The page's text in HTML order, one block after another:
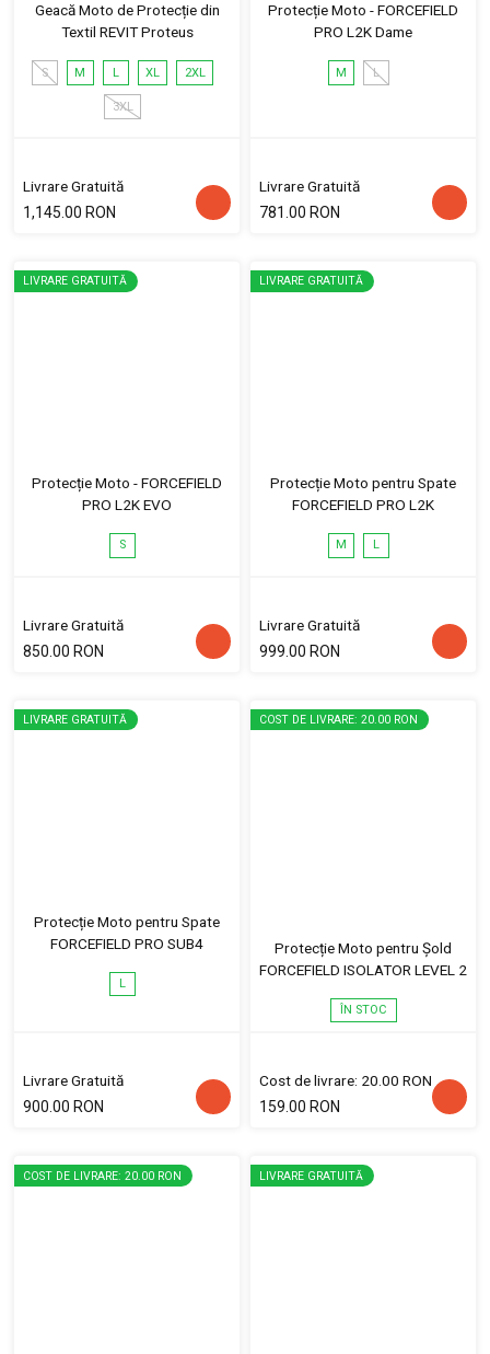
Geacă Moto de Protecție din
Textil REVIT Proteus
S M L XL 2XL
3XL
Livrare Gratuită
1,145.00 RON
Protecție Moto - FORCEFIELD
PRO L2K Dame
M L
Livrare Gratuită
781.00 RON
LIVRARE GRATUITĂ
Protecție Moto - FORCEFIELD
PRO L2K EVO
S
Livrare Gratuită
850.00 RON
LIVRARE GRATUITĂ
Protecție Moto pentru Spate
FORCEFIELD PRO L2K
M L
Livrare Gratuită
999.00 RON
LIVRARE GRATUITĂ
Protecție Moto pentru Spate
FORCEFIELD PRO SUB4
L
Livrare Gratuită
900.00 RON
COST DE LIVRARE: 20.00 RON
Protecție Moto pentru Șold
FORCEFIELD ISOLATOR LEVEL 2
ÎN STOC
Cost de livrare: 20.00 RON
159.00 RON
COST DE LIVRARE: 20.00 RON LIVRARE GRATUITĂ